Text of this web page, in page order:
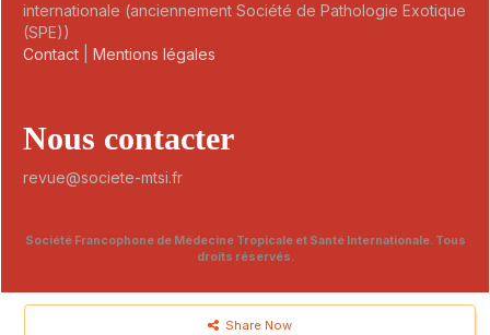
Share Now
internationale (anciennement Société de Pathologie Exotique
(SPE))
Contact
Mentions légales
Nous contacter
revue@societe-mtsi.fr
Société Francophone de Médecine Tropicale et Santé Internationale. Tous
droits réservés.